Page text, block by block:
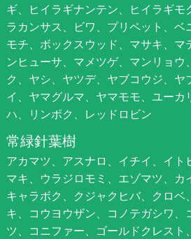
ギ、ヒイラギナンテン、ヒイラギモ
ラカンサス、ビワ、プリペット、ベ
モチ、ボックスウッド、マサキ、マ
ンヒューサ、マメツゲ、マンリョウ
ク、ヤシ、ヤツデ、ヤブコウジ、ヤ
イ、ヤマグルマ、ヤマモモ、ユーカ
ハ、リンボク、レッドロビン
常緑針葉樹
アカマツ、アスナロ、イチイ、イト
マキ、ウラジロモミ、エゾマツ、カ
キャラボク、クジャクヒバ、クロベ
キ、コウヨウザン、コノテガシワ、
ツ、コニファー、ゴールドクレスト